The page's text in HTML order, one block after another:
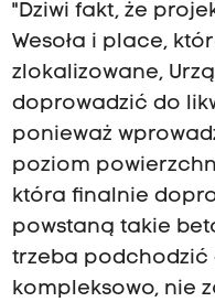
"Dziwi fakt, że
Wesoła i place,
zlokalizowane,
doprowadzić do
ponieważ
poziom
która finalnie
powstaną takie
trzeba podchodzić
kompleksowo, nie